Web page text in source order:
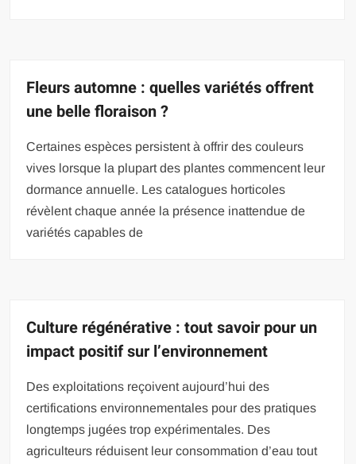
Fleurs automne : quelles variétés offrent
une belle floraison ?
Certaines espèces persistent à offrir des couleurs
vives lorsque la plupart des plantes commencent leur
dormance annuelle. Les catalogues horticoles
révèlent chaque année la présence inattendue de
variétés capables de
Culture régénérative : tout savoir pour un
impact positif sur l’environnement
Des exploitations reçoivent aujourd’hui des
certifications environnementales pour des pratiques
longtemps jugées trop expérimentales. Des
agriculteurs réduisent leur consommation d’eau tout